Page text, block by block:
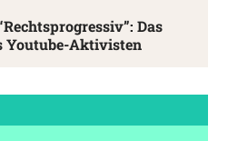
Das
Youtube-Aktivisten